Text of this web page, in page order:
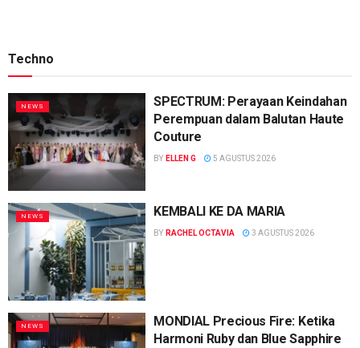
Techno
NEWS
SPECTRUM: Perayaan Keindahan
Perempuan dalam Balutan Haute
Couture
BY ELLEN G 5 AGUSTUS 2026
NEWS KEMBALI KE DA MARIA
BY RACHEL OCTAVIA 3 AGUSTUS 2026
NEWS
MONDIAL Precious Fire: Ketika
Harmoni Ruby dan Blue Sapphire